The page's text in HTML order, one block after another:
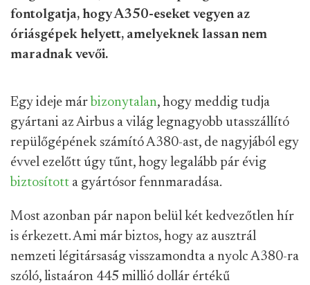
fontolgatja, hogy A350-eseket vegyen az
óriásgépek helyett, amelyeknek lassan nem
maradnak vevői.
Egy ideje már bizonytalan, hogy meddig tudja
gyártani az Airbus a világ legnagyobb utasszállító
repülőgépének számító A380-ast, de nagyjából egy
évvel ezelőtt úgy tűnt, hogy legalább pár évig
biztosított a gyártósor fennmaradása.
Most azonban pár napon belül két kedvezőtlen hír
is érkezett. Ami már biztos, hogy az ausztrál
nemzeti légitársaság visszamondta a nyolc A380-ra
szóló, listaáron 445 millió dollár értékű